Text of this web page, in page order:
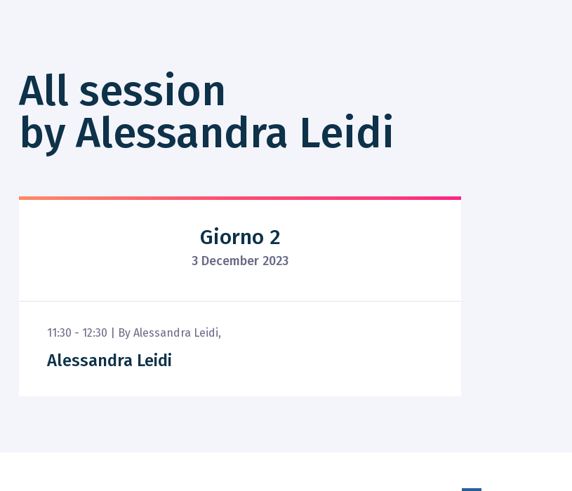
All session
by Alessandra Leidi
Giorno 2
3 December 2023
11:30 - 12:30 | By Alessandra Leidi,
Alessandra Leidi